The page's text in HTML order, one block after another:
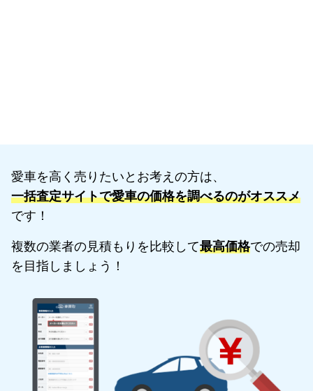
愛車を高く売りたいとお考えの方は、
一括査定サイトで愛車の価格を調べるのがオススメ
です！
複数の業者の見積もりを比較して最高価格での売却
を目指しましょう！